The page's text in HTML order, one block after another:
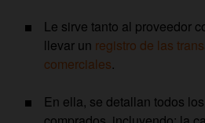
Le sirve tanto al proveedor
llevar un registro de las
comerciales.
En ella, se detallan todos